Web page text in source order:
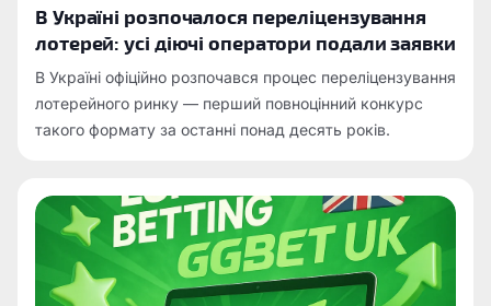
В Україні розпочалося переліцензування
лотерей: усі діючі оператори подали заявки
В Україні офіційно розпочався процес переліцензування
лотерейного ринку — перший повноцінний конкурс
такого формату за останні понад десять років.